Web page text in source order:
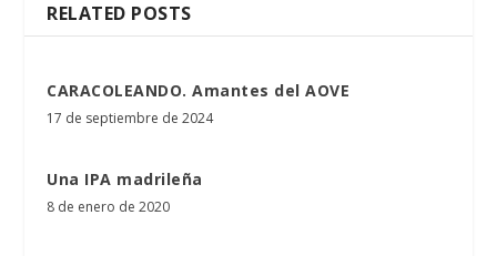
RELATED POSTS
CARACOLEANDO. Amantes del AOVE
17 de septiembre de 2024
Una IPA madrileña
8 de enero de 2020